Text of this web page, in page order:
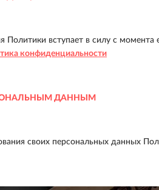
вступает в силу с
конфиденциальности
ДАННЫМ
своих персональных данных